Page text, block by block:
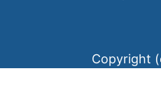
Copyright